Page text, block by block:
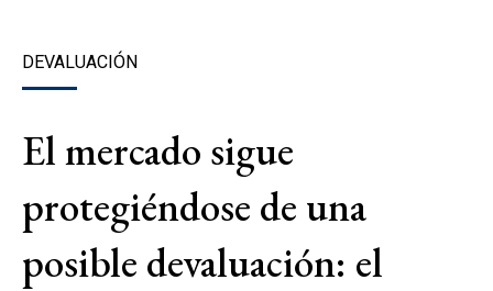
DEVALUACIÓN
El mercado sigue
protegiéndose de una
posible devaluación: el